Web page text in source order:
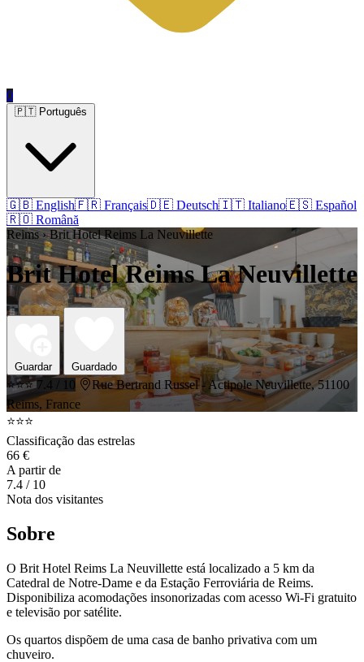
0
🇬🇧 English🇫🇷 Français🇩🇪 Deutsch🇮🇹 Italiano🇪🇸 Español
🇷🇴 Română
Reims › Brit Hotel Reims La Neuvillette
Brit Hotel Reims La Neuvillette
Guardar Guardado
⭐⭐⭐ 7.4 / 10
Rue Bertrand Russel - Actipole Neuvillette, 51100
Reims, France
⭐⭐⭐
Classificação das estrelas
66 €
A partir de
7.4 / 10
Nota dos visitantes
Sobre
O Brit Hotel Reims La Neuvillette está localizado a 5 km da
Catedral de Notre-Dame e da Estação Ferroviária de Reims.
Disponibiliza acomodações insonorizadas com acesso Wi-Fi gratuito
e televisão por satélite.
Os quartos dispõem de uma casa de banho privativa com um
chuveiro.